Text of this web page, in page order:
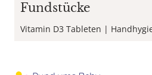
Fundstücke
Vitamin D3 Tableten